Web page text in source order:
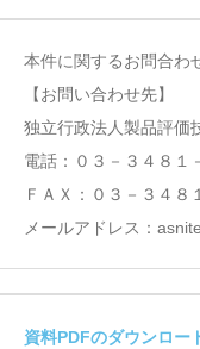
本件に関するお問合わ
【お問い合わせ先】
独立行政法人製品評
電話：０３－３４８
ＦＡＸ：０３－３４８
メールアドレス：
資料PDFのダウンロー